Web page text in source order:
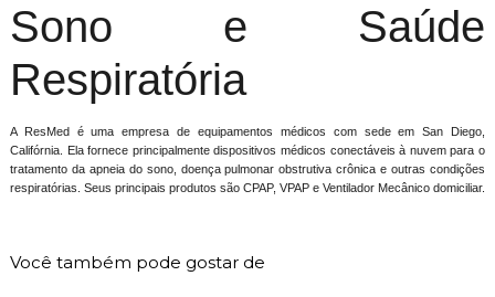
Sono e Saúde
Respiratória
A ResMed é uma empresa de equipamentos médicos com sede em San Diego,
Califórnia. Ela fornece principalmente dispositivos médicos conectáveis ​​à nuvem para o
tratamento da apneia do sono, doença pulmonar obstrutiva crônica e outras condições
respiratórias. Seus principais produtos são CPAP, VPAP e Ventilador Mecânico domiciliar.
Você também pode gostar de